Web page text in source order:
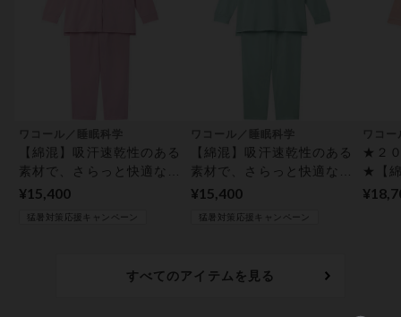
【綿混】吸汗速乾性のある
素材で、さらっと快適な着
ごこち レディスパジャ
¥15,400
猛暑対策応援キャンペーン
【綿混】吸汗速乾性のある
素材で、さらっと快適な着
ごこち レディスパジャ
¥15,400
猛暑対策応援キャンペーン
★２
★【
く眠
すべてのアイテムを見る